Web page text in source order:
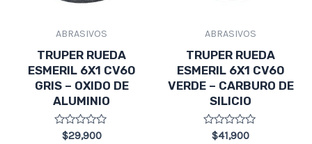
ABRASIVOS
TRUPER RUEDA
ESMERIL 6X1 CV60
GRIS – OXIDO DE
ALUMINIO
Valorado
$29,900
ABRASIVOS
TRUPER RUEDA
ESMERIL 6X1 CV60
VERDE – CARBURO DE
SILICIO
Valorado
$41,900